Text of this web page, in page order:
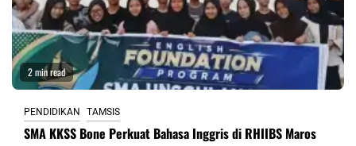
2 min read
PENDIDIKAN TAMSIS
SMA KKSS Bone Perkuat Bahasa Inggris di RHIIBS Maros